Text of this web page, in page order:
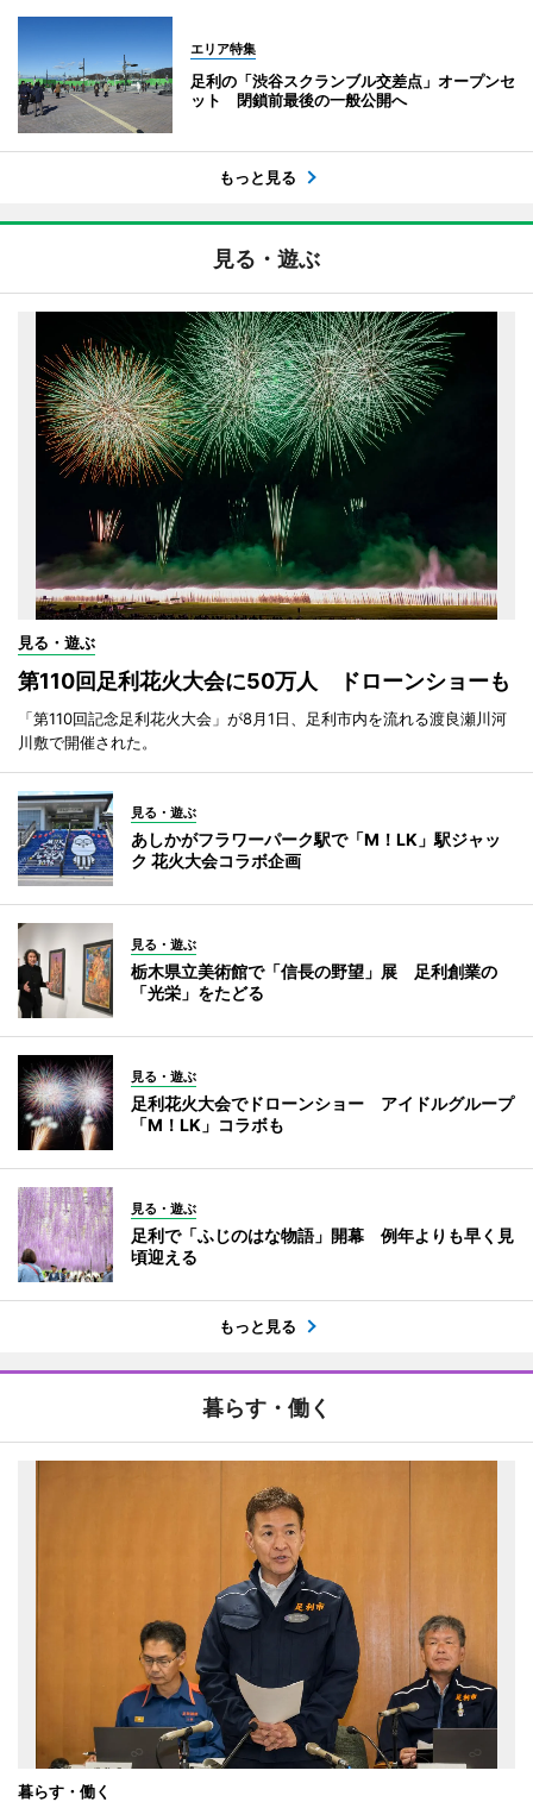
エリア特集
足利の「渋谷スクランブル交差点」オープンセ
ット 閉鎖前最後の一般公開へ
もっと見る
見る・遊ぶ
見る・遊ぶ
第110回足利花火大会に50万人 ドローンショーも
「第110回記念足利花火大会」が8月1日、足利市内を流れる渡良瀬川河
川敷で開催された。
見る・遊ぶ
あしかがフラワーパーク駅で「M！LK」駅ジャッ
ク 花火大会コラボ企画
見る・遊ぶ
栃木県立美術館で「信長の野望」展 足利創業の
「光栄」をたどる
見る・遊ぶ
足利花火大会でドローンショー アイドルグループ
「M！LK」コラボも
見る・遊ぶ
足利で「ふじのはな物語」開幕 例年よりも早く見
頃迎える
もっと見る
暮らす・働く
暮らす・働く